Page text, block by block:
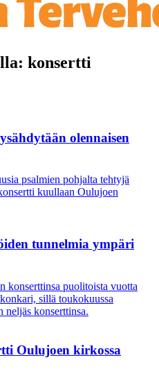
konsertti
olennaisen
psalmien pohjalta tehtyjä
kuullaan Oulujoen
tunnelmia ympäri
konserttinsa puolitoista vuotta
sillä toukokuussa
neljäs konserttinsa.
Oulujoen kirkossa